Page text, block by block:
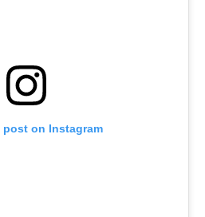
post on Instagram